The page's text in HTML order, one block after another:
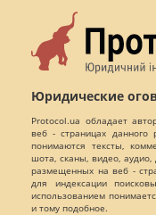
Юридические
Protocol.ua обладает
веб - страницах данного
понимаются тексты,
шота, сканы, видео,
размещенных на веб -
для индексации
использованием
и тому подобное.